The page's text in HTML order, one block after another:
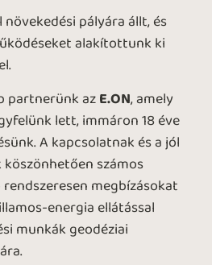
pályára állt, és
alakítottunk ki
partnerünk azE.ON, amely
lett, immáron 18 éve
A kapcsolatnak és a jól
számos
megbízásokat
energia ellátással
munkák geodéziai